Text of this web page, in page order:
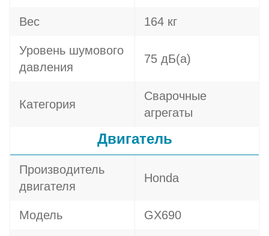
Вес 164 кг
Уровень шумового
давления
75 дБ(а)
Категория
Сварочные
агрегаты
Двигатель
Производитель
двигателя
Honda
Модель GX690